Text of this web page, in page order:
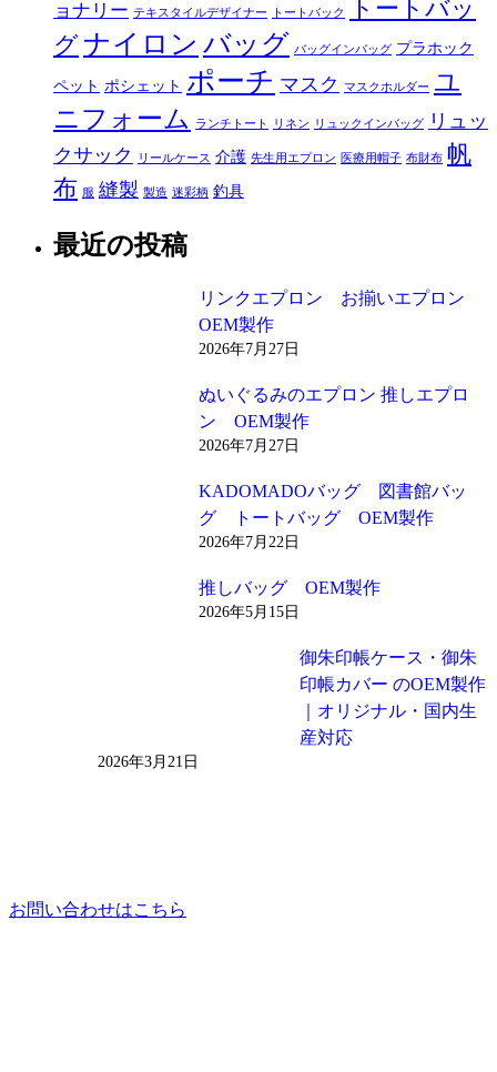
ョナリー テキスタイルデザイナー トートバック
トートバッ
グナイロン バッグ バッグインバッグ プラホック
ペット ポシェット ポーチ マスク マスクホルダー ユ
ニフォーム
ランチトート リネン リュックインバッグ
リュッ
クサック
リールケース 介護 先生用エプロン 医療用帽子 布財布 帆
布 服 縫製 製造 迷彩柄 釣具
最近の投稿
リンクエプロン お揃いエプロン
OEM製作
2026年7月27日
ぬいぐるみのエプロン 推しエプロ
ン OEM製作
2026年7月27日
KADOMADOバッグ 図書館バッ
グ トートバッグ OEM製作
2026年7月22日
推しバッグ OEM製作
2026年5月15日
御朱印帳ケース・御朱
印帳カバー のOEM製作
｜オリジナル・国内生
産対応
2026年3月21日
お問い合わせはこちら